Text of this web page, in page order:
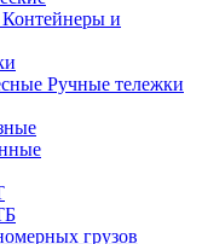
Контейнеры и
Ручные тележки
грузов